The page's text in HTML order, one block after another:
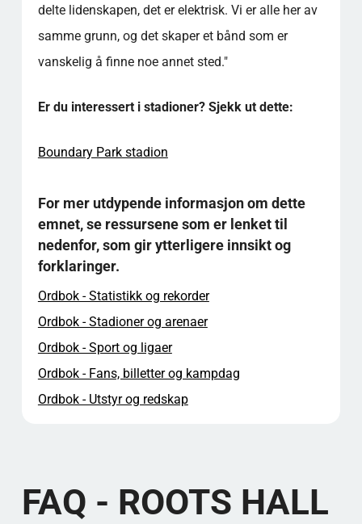
delte lidenskapen, det er elektrisk. Vi er alle her av
samme grunn, og det skaper et bånd som er
vanskelig å finne noe annet sted."
Er du interessert i stadioner? Sjekk ut dette:
Boundary Park stadion
For mer utdypende informasjon om dette
emnet, se ressursene som er lenket til
nedenfor, som gir ytterligere innsikt og
forklaringer.
Ordbok - Statistikk og rekorder
Ordbok - Stadioner og arenaer
Ordbok - Sport og ligaer
Ordbok - Fans, billetter og kampdag
Ordbok - Utstyr og redskap
FAQ - ROOTS HALL